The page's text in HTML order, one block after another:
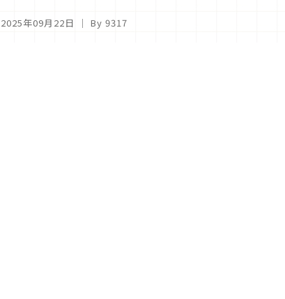
2025年09月22日 ｜ By 9317